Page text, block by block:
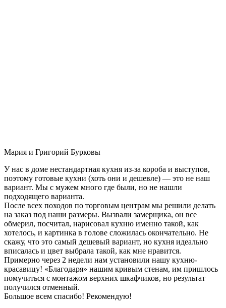
Мария и Григорий Бурковы
У нас в доме нестандартная кухня из-за короба и выступов,
поэтому готовые кухни (хоть они и дешевле) — это не наш
вариант. Мы с мужем много где были, но не нашли
подходящего варианта.
После всех походов по торговым центрам мы решили делать
на заказ под наши размеры. Вызвали замерщика, он все
обмерил, посчитал, нарисовал кухню именно такой, как
хотелось, и картинка в голове сложилась окончательно. Не
скажу, что это самый дешевый вариант, но кухня идеально
вписалась и цвет выбрала такой, как мне нравится.
Примерно через 2 недели нам установили нашу кухню-
красавицу! «Благодаря» нашим кривым стенам, им пришлось
помучиться с монтажом верхних шкафчиков, но результат
получился отменный.
Большое всем спасибо! Рекомендую!